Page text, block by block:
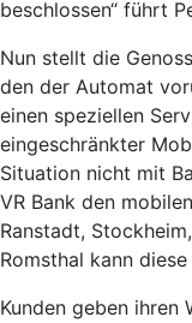
beschlossen“ führt
Nun stellt die
den der Automat
einen speziellen
eingeschränkter
Situation nicht mit
VR Bank den
Ranstadt,
Romsthal kann
Kunden geben ihren